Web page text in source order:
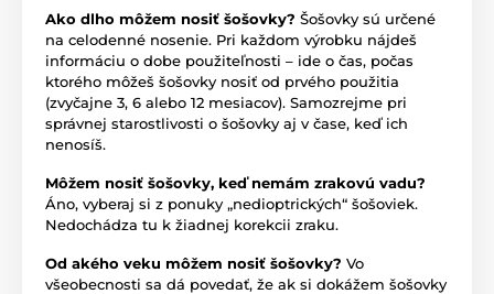
Ako dlho môžem nosiť šošovky? Šošovky sú určené
na celodenné nosenie. Pri každom výrobku nájdeš
informáciu o dobe použiteľnosti – ide o čas, počas
ktorého môžeš šošovky nosiť od prvého použitia
(zvyčajne 3, 6 alebo 12 mesiacov). Samozrejme pri
správnej starostlivosti o šošovky aj v čase, keď ich
nenosíš.
Môžem nosiť šošovky, keď nemám zrakovú vadu?
Áno, vyberaj si z ponuky „nedioptrických“ šošoviek.
Nedochádza tu k žiadnej korekcii zraku.
Od akého veku môžem nosiť šošovky? Vo
všeobecnosti sa dá povedať, že ak si dokážem šošovky